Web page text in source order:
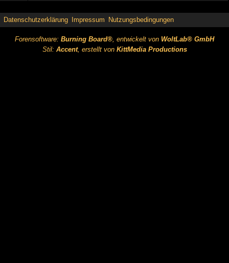
Datenschutzerklärung Impressum Nutzungsbedingungen
Forensoftware: Burning Board®, entwickelt von WoltLab® GmbH
Stil: Accent, erstellt von KittMedia Productions